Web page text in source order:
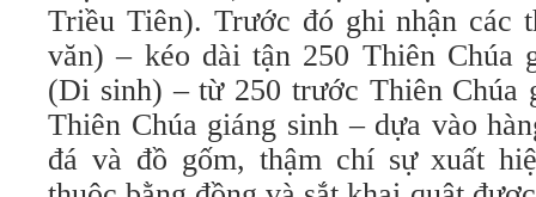
Triều Tiên). Trước đó ghi nhận các
văn) – kéo dài tận 250 Thiên Chúa
(Di sinh) – từ 250 trước Thiên Chúa
Thiên Chúa giáng sinh – dựa vào
đá và đồ gốm, thậm chí sự xuất